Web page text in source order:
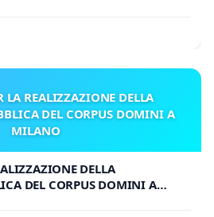
LA REALIZZAZIONE DELLA
DEL CORPUS DOMINI A
MILANO
DELLA
DEL CORPUS DOMINI A